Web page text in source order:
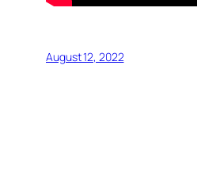
August 12, 2022